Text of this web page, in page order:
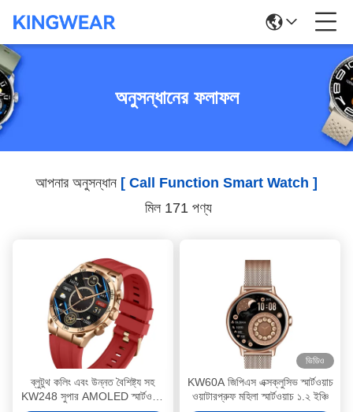
অনুসন্ধানের ফলাফল
আপনার অনুসন্ধান [ Call Function Smart Watch ]
মিল 171 পণ্য
ব্লুটুথ কলিং এবং উন্নত বৈশিষ্ট্য সহ
KW248 সুপার AMOLED স্মার্টওয়াচ
ভিডিও
KW60A জিপিএস এক্সক্লুসিভ স্মার্টওয়াচ
ওয়াটারপ্রুফ মহিলা স্মার্টওয়াচ ১.২ ইঞ্চি